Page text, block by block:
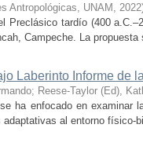
Antropológicas, UNAM , 2022
Preclásico tardío (400
Campeche. La
Laberinto Informe de
; Reese-Taylor (Ed),
ha enfocado en examinar
al entorno físico-